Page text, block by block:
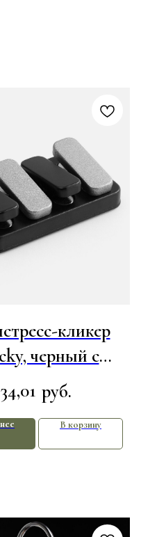
кликер
черный с
34,01 руб.
В корзину